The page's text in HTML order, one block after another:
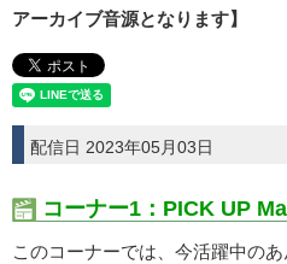
アーカイブ音源となります】
配信日 2023年05月03日
コーナー1：PICK UP
このコーナーでは、今活躍中の